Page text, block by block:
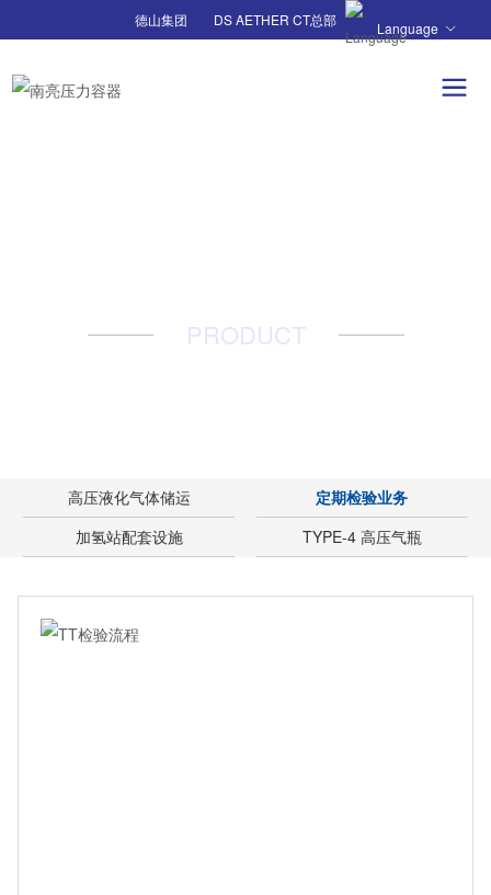
德山集团 DS AETHER CT总部 Language
PRODUCT
高压液化气体储运
定期检验业务
加氢站配套设施
TYPE-4 高压气瓶